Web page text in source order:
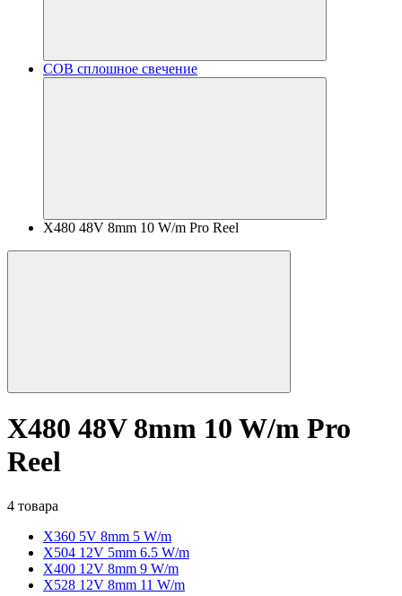
COB сплошное свечение
X480 48V 8mm 10 W/m Pro Reel
X480 48V 8mm 10 W/m Pro
Reel
4 товара
X360 5V 8mm 5 W/m
X504 12V 5mm 6.5 W/m
X400 12V 8mm 9 W/m
X528 12V 8mm 11 W/m